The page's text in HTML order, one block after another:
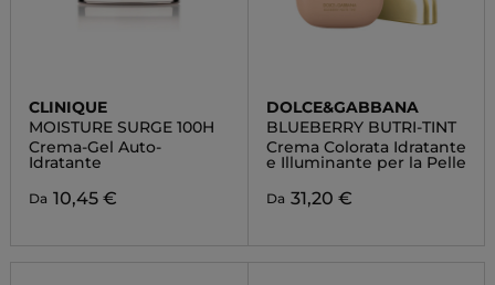
CLINIQUE
MOISTURE SURGE 100H
Crema-Gel Auto-
Idratante
Da 10,45 €
DOLCE&GABBANA
BLUEBERRY BUTRI-TINT
Crema Colorata Idratante
e Illuminante per la Pelle
Da 31,20 €